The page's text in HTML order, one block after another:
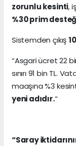
zorunlu kesinti,
%30 prim
Sistemden çıkış
“Asgari ücret 22
sınırı 91 bin TL.
maaşına %3
yeni adıdır.”
“Saray